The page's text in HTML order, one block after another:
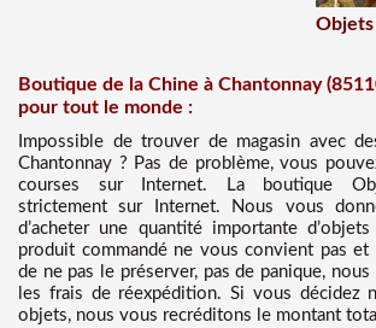
Boutique de la Chine à Chantonnay
pour tout le monde :
Impossible de trouver de magasin avec
Chantonnay ? Pas de problème, vous
courses sur Internet. La boutique
strictement sur Internet. Nous vous
d’acheter une quantité importante
produit commandé ne vous convient pas et
de ne pas le préserver, pas de panique,
les frais de réexpédition. Si vous décidez
objets, nous vous recréditons le montant